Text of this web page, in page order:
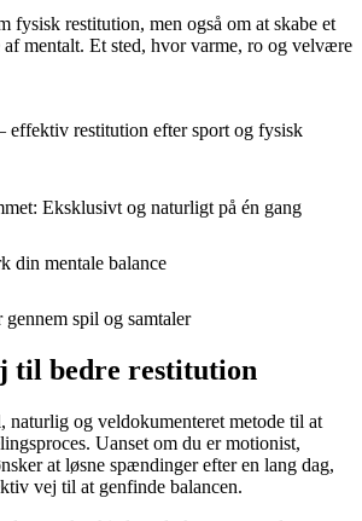
fysisk restitution, men også om at skabe et
mentalt. Et sted, hvor varme, ro og velvære
effektiv restitution efter sport og fysisk
Eksklusivt og naturligt på én gang
din mentale balance
spil og samtaler
til bedre restitution
naturlig og veldokumenteret metode til at
Uanset om du er motionist,
at løsne spændinger efter en lang dag,
vej til at genfinde balancen.